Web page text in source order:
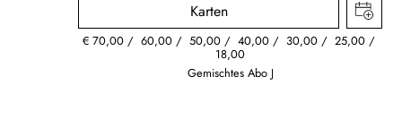
Karten
€ 70,00 60,00 50,00 40,00 30,00 25,00
18,00
Gemischtes Abo J